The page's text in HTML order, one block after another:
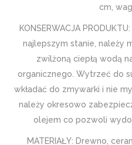
cm,
KONSERWACJA
najlepszym stanie, należy
zwilżoną ciepłą wodą
organicznego. Wytrzeć do
wkładać do zmywarki i nie
należy okresowo
olejem co pozwoli
MATERIAŁY: Drewno,